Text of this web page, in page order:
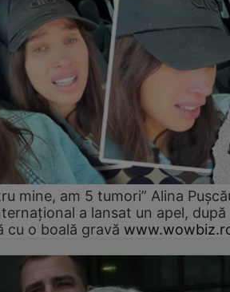
mine, am 5 tumori” Alina
a lansat un apel, după
o boală gravă